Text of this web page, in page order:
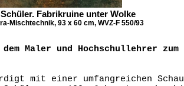
Fabrikruine unter Wolke
Mischtechnik, 93 x 60 cm, WVZ-F 550/93
Maler und Hochschullehrer zum
mit einer umfangreichen Schau